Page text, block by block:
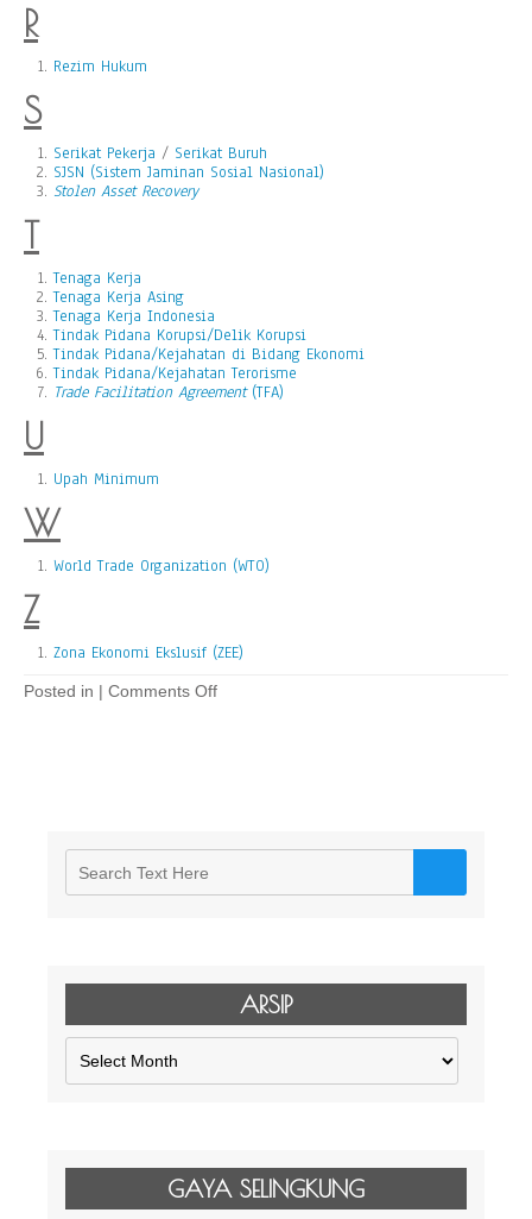
R
Rezim Hukum
S
Serikat Pekerja / Serikat Buruh
SJSN (Sistem Jaminan Sosial Nasional)
Stolen Asset Recovery
T
Tenaga Kerja
Tenaga Kerja Asing
Tenaga Kerja Indonesia
Tindak Pidana Korupsi/Delik Korupsi
Tindak Pidana/Kejahatan di Bidang Ekonomi
Tindak Pidana/Kejahatan Terorisme
Trade Facilitation Agreement (TFA)
U
Upah Minimum
W
World Trade Organization (WTO)
Z
Zona Ekonomi Ekslusif (ZEE)
Posted in | Comments Offon
ARSIP
Arsip
GAYA SELINGKUNG